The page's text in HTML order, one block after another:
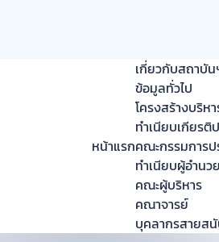
หน้าแรก
เกี่ยวกับสถาบัน
ข้อมูลทั่วไป
โครงสร้างบริห
ทำเนียบเกียรติ
คณะกรรมการป
ทำเนียบผู้อำนว
คณะผู้บริหาร
คณาจารย์
บุคลากรสายส